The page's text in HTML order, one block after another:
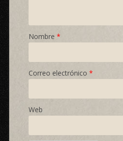
Nombre *
Correo electrónico *
Web